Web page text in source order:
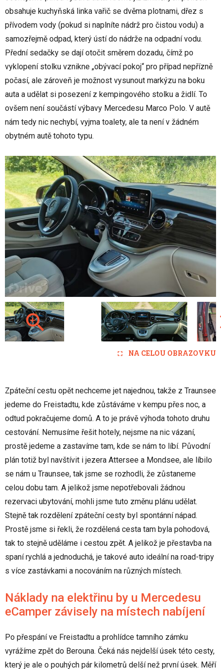
obsahuje kuchyňská linka vařič se dvěma plotnami, dřez s
přívodem vody (pokud si naplníte nádrž pro čistou vodu) a
samozřejmě odpad, který ústí do nádrže na odpadní vodu.
Přední sedačky se dají otočit směrem dozadu, čímž po
vyklopení stolku vznikne „obývací pokoj“ pro případ nepřízně
počasí, ale zároveň je možnost vysunout markýzu na boku
auta a udělat si posezení z kempingového stolku a židlí. To
ovšem není součástí výbavy Mercedesu Marco Polo. V autě
nám tedy nic nechybí, vyjma toalety, ale ta není v žádném
obytném autě tohoto typu.
NA CELOU OBRAZOVKU
Zpáteční cestu opět nechceme jet najednou, takže z Traunsee
jedeme do Freistadtu, kde zůstáváme v kempu přes noc, a
odtud pokračujeme domů. A to je právě výhoda tohoto druhu
cestování. Nemusíme řešit hotely, nejsme na nic vázaní,
prostě jedeme a zastavíme tam, kde se nám to líbí. Původní
plán totiž byl navštívit i jezera Attersee a Mondsee, ale líbilo
se nám u Traunsee, tak jsme se rozhodli, že zůstaneme
celou dobu tam. A jelikož jsme nepotřebovali žádnou
rezervaci ubytování, mohli jsme tuto změnu plánu udělat.
Stejně tak rozdělení zpáteční cesty byl spontánní nápad.
Prostě jsme si řekli, že rozdělená cesta tam byla pohodová,
tak to stejně uděláme i cestou zpět. A jelikož je přestavba na
spaní rychlá a jednoduchá, je takové auto ideální na road-tripy
s více zastávkami a nocováním na různých místech.
Náklady na elektřinu by u Mercedesu
eCamper závisely na místech nabíjení
Po přespání ve Freistadtu a prohlídce tamního zámku
vyrážíme zpět do Berouna. Čeká nás nejdelší úsek této cesty,
který je ale o pouhých pár kilometrů delší než první úsek. Měří